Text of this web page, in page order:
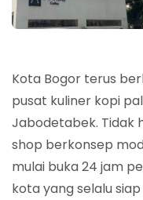
Kota Bogor terus
pusat kuliner kopi
Jabodetabek. Tidak
shop berkonsep
mulai buka 24 jam
kota yang selalu